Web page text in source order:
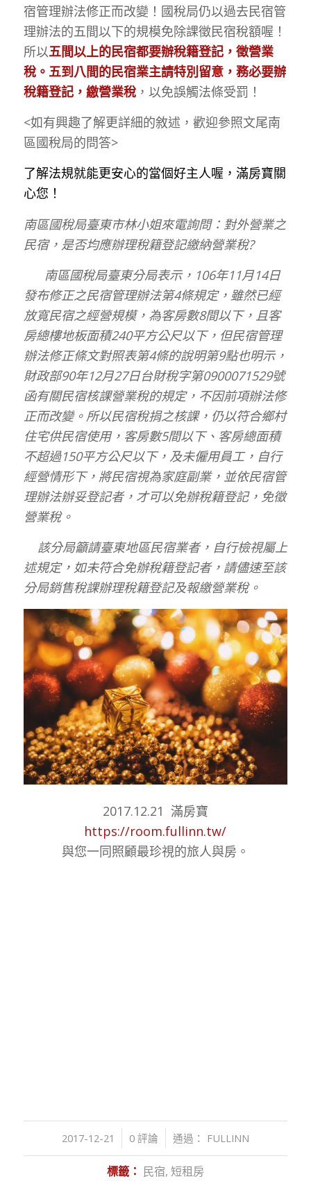
宿管理辦法修正而改變！國稅局仍以過去民宿管
理辦法的五間以下的規模免除課徵民宿稅額喔！
所以五間以上的民宿都要辦稅籍登記，徵營業
稅。五到八間的民宿業主請特別留意，務必要辦
稅籍登記，繳營業稅，以免誤觸法條受罰！
<如有興趣了解更詳細的敘述，歡迎參照文尾南
區國稅局的問答>
了解法規就能更安心的當個好主人喔，滿房寶關
心您！
南區國稅局臺東市林小姐來電詢問：對外營業之
民宿，是否均應辦理稅籍登記繳納營業稅?
南區國稅局臺東分局表示，106年11月14日
發布修正之民宿管理辦法第4條規定，雖然已經
放寬民宿之經營規模，為客房數8間以下，且客
房總樓地板面積240平方公尺以下，但民宿管理
辦法修正條文對照表第4條的說明第9點也明示，
財政部90年12月27日台財稅字第0900071529號
函有關民宿核課營業稅的規定，不因前項辦法修
正而改變。所以民宿稅捐之核課，仍以符合鄉村
住宅供民宿使用，客房數5間以下、客房總面積
不超過150平方公尺以下，及未僱用員工，自行
經營情形下，將民宿視為家庭副業，並依民宿管
理辦法辦妥登記者，才可以免辦稅籍登記，免徵
營業稅。
該分局籲請臺東地區民宿業者，自行檢視屬上
述規定，如未符合免辦稅籍登記者，請儘速至該
分局銷售稅課辦理稅籍登記及報繳營業稅。
2017.12.21 滿房寶
https://room.fullinn.tw/
與您一同照顧最珍視的旅人與房。
2017-12-21
/ 0 評論 通過： FULLINN
標籤： 民宿, 短租房